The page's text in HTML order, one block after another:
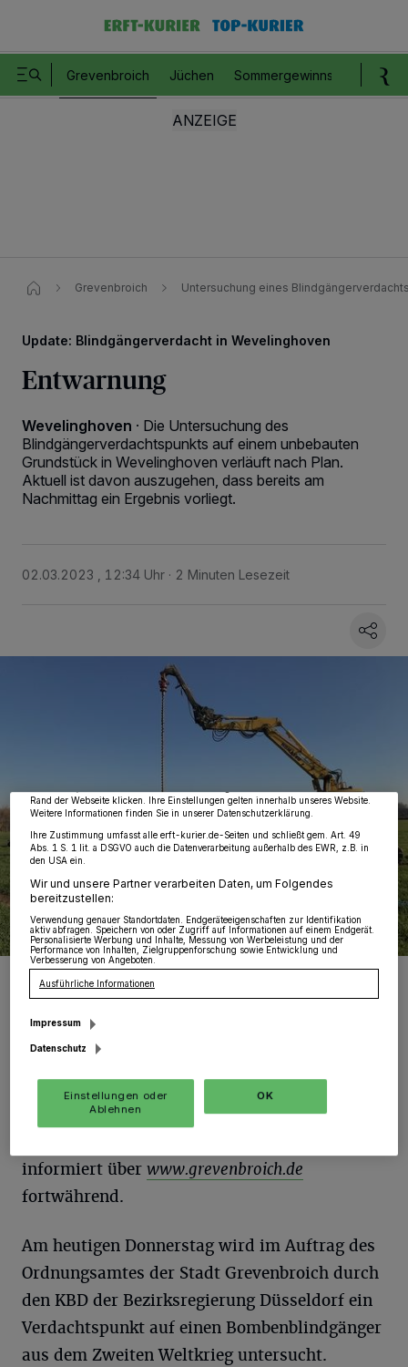
Grevenbroich Jüchen Sommergewinnspiel
Grevenbroich Untersuchung eines
Update: Blindgängerverdacht in Wevelinghoven
Entwarnung
Wevelinghoven · Die Untersuchung des
Blindgängerverdachtspunkts auf einem unbebauten
Grundstück in Wevelinghoven verläuft nach Plan.
Aktuell ist davon auszugehen, dass bereits am
Nachmittag ein Ergebnis vorliegt.
02.03.2023 , 12:34 Uhr 2 Minuten Lesezeit
Foto: SGV.
D
ie Stadt Grevenbroich ist im ständigen
Austausch mit dem
informiert über www.grevenbroich.de
fortwährend.
Am heutigen Donnerstag wird im Auftrag des
Ordnungsamtes der Stadt Grevenbroich durch
den KBD der Bezirksregierung Düsseldorf ein
Verdachtspunkt auf einen Bombenblindgänger
aus dem Zweiten Weltkrieg untersucht.
-Partner speichern und greifen auf personenbezogene Daten
wie Browserdaten oder eindeutige Kennungen auf Ihrem Gerät zu. Durch Auswahl
von OK aktivieren Sie Tracking-Technologien für die unter „Wir und unsere
Partner verarbeiten Daten, um Ihnen Dienste bereitzustellen“ aufgeführten
Zwecke. Wenn Tracker deaktiviert sind, sind manche Inhalte und Anzeigen
möglicherweise nicht mehr so relevant für Sie. Sie können dieses Menü jederzeit
wieder aufrufen, um Ihre Einstellungen zu ändern oder Ihre Einwilligung zu
widerrufen, indem Sie auf den Link Einstellungen oder Ablehnen am unteren
Rand der Webseite klicken. Ihre Einstellungen gelten innerhalb unseres Website.
Weitere Informationen finden Sie in unserer Datenschutzerklärung.
Ihre Zustimmung umfasst alle erft-kurier.de-Seiten und schließt gem. Art. 49
Abs. 1 S. 1 lit. a DSGVO auch die Datenverarbeitung außerhalb des EWR, z.B. in
den USA ein.
Wir und unsere Partner verarbeiten Daten, um Folgendes
bereitzustellen:
Verwendung genauer Standortdaten. Endgeräteeigenschaften zur Identifikation
aktiv abfragen. Speichern von oder Zugriff auf Informationen auf einem Endgerät.
Personalisierte Werbung und Inhalte, Messung von Werbeleistung und der
Performance von Inhalten, Zielgruppenforschung sowie Entwicklung und
Verbesserung von Angeboten.
Ausführliche Informationen
Impressum
Datenschutz
Einstellungen oder
Ablehnen
OK